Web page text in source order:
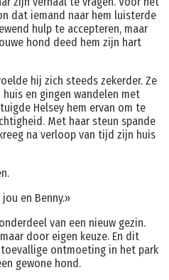
dat iemand naar hem luisterde
hulp te accepteren, maar
hond deed hem zijn hart
hij zich steeds zekerder. Ze
en gingen wandelen met
Helsey hem ervan om te
Met haar steun spande
na verloop van tijd zijn huis
en Benny.»
van een nieuw gezin.
door eigen keuze. En dit
ontmoeting in het park
gewone hond.